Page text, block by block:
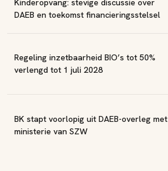
Kinderopvang: stevige discussie over
DAEB en toekomst financieringsstelsel
Regeling inzetbaarheid BIO’s tot 50%
verlengd tot 1 juli 2028
BK stapt voorlopig uit DAEB-overleg met
ministerie van SZW